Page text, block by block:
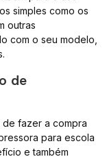
simples como os
outras
com o seu modelo,
de
de fazer a compra
para escola
e também